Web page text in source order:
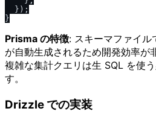
  });
Prisma の特徴: スキーマファイル
が自動生成されるため開発効率が
複雑な集計クエリは生 SQL を使
す。
Drizzle での実装